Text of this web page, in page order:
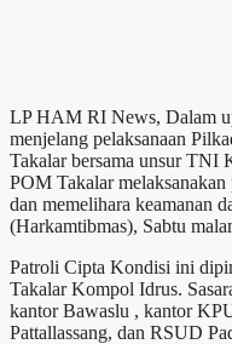
LP HAM RI News, Dalam
menjelang pelaksanaan
Takalar bersama unsur TNI
POM Takalar
dan memelihara keamanan
(Harkamtibmas), Sabtu
Patroli Cipta Kondisi ini
Takalar Kompol Idrus.
kantor Bawaslu , kantor
Pattallassang, dan RSUD